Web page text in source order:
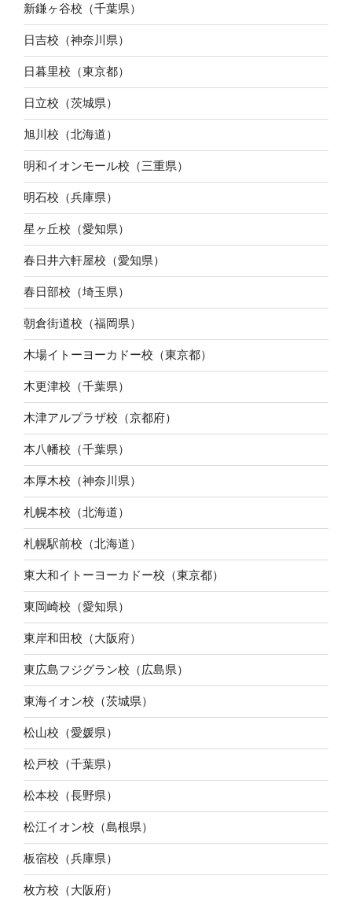
新鎌ヶ谷校（千葉県）
日吉校（神奈川県）
日暮里校（東京都）
日立校（茨城県）
旭川校（北海道）
明和イオンモール校（三重県）
明石校（兵庫県）
星ヶ丘校（愛知県）
春日井六軒屋校（愛知県）
春日部校（埼玉県）
朝倉街道校（福岡県）
木場イトーヨーカドー校（東京都）
木更津校（千葉県）
木津アルプラザ校（京都府）
本八幡校（千葉県）
本厚木校（神奈川県）
札幌本校（北海道）
札幌駅前校（北海道）
東大和イトーヨーカドー校（東京都）
東岡崎校（愛知県）
東岸和田校（大阪府）
東広島フジグラン校（広島県）
東海イオン校（茨城県）
松山校（愛媛県）
松戸校（千葉県）
松本校（長野県）
松江イオン校（島根県）
板宿校（兵庫県）
枚方校（大阪府）